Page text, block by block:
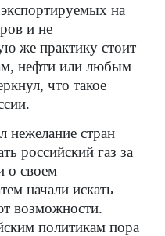
на
и не
же практику стоит
нефти или любым
что такое
нежелание стран
российский газ за
о своем
начали искать
возможности.
политикам пора